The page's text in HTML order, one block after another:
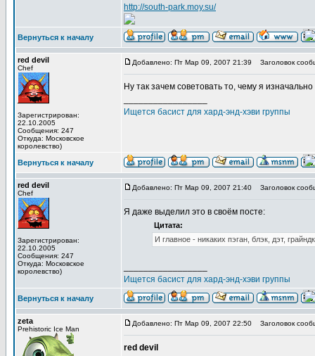
http://south-park.moy.su/
Вернуться к началу
red devil
Chef
Зарегистрирован:
22.10.2005
Сообщения: 247
Откуда: Московское
королевство)
Добавлено: Пт Мар 09, 2007 21:39 Заголовок
Ну так зачем советовать то, чему я
Ищется басист для хард-энд-хэви группы
Вернуться к началу
red devil
Chef
Зарегистрирован:
22.10.2005
Сообщения: 247
Откуда: Московское
королевство)
Добавлено: Пт Мар 09, 2007 21:40 Заголовок
Я даже выделил это в своём посте:
Цитата:
И главное - никаких пэган, блэк, дэт,
Ищется басист для хард-энд-хэви группы
Вернуться к началу
zeta
Prehistoric Ice Man
Добавлено: Пт Мар 09, 2007 22:50 Заголовок
red devil